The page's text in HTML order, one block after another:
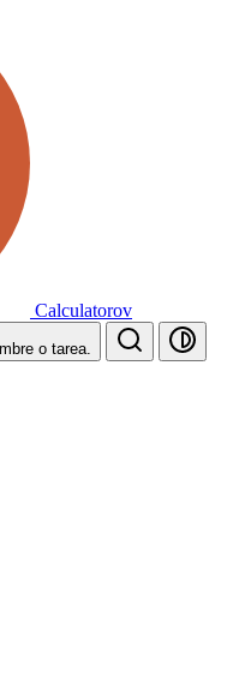
Calculatorov
o tarea.